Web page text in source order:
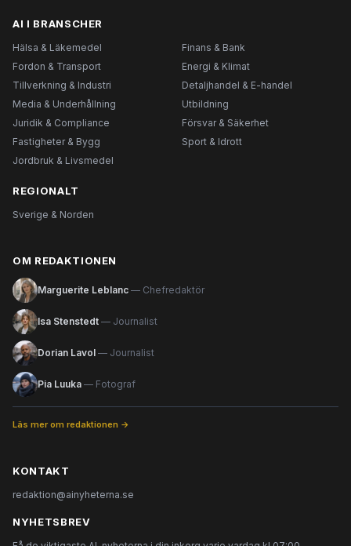
AI I BRANSCHER
Hälsa & Läkemedel
Finans & Bank
Fordon & Transport
Energi & Klimat
Tillverkning & Industri
Detaljhandel & E-handel
Media & Underhållning
Utbildning
Juridik & Compliance
Försvar & Säkerhet
Fastigheter & Bygg
Sport & Idrott
Jordbruk & Livsmedel
REGIONALT
Sverige & Norden
OM REDAKTIONEN
Marguerite Leblanc — Chefredaktör
Isa Stenstedt — Journalist
Dorian Lavol — Journalist
Pia Luuka — Fotograf
Läs mer om redaktionen →
KONTAKT
redaktion@ainyheterna.se
NYHETSBREV